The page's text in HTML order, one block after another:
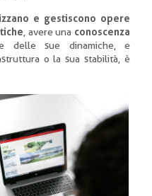
e gestiscono opere
, avere una conoscenza
delle sue dinamiche, e
o la sua stabilità, è